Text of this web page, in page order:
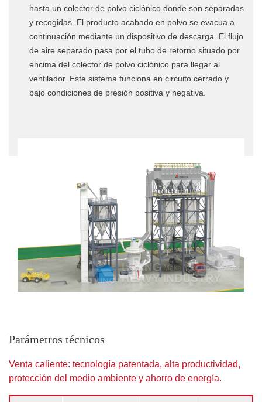
hasta un colector de polvo ciclónico donde son separadas
y recogidas. El producto acabado en polvo se evacua a
continuación mediante un dispositivo de descarga. El flujo
de aire separado pasa por el tubo de retorno situado por
encima del colector de polvo ciclónico para llegar al
ventilador. Este sistema funciona en circuito cerrado y
bajo condiciones de presión positiva y negativa.
Parámetros técnicos
Venta caliente: tecnología patentada, alta productividad,
protección del medio ambiente y ahorro de energía.